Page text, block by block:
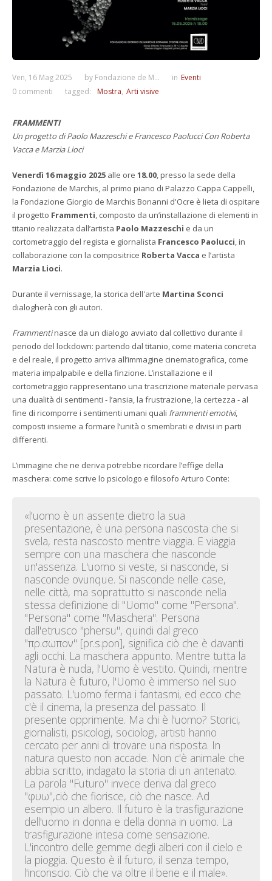
Ven, 16 Mag 2025 by Fondazione de M... in Eventi
0 commenti
tagged: Mostra Arti visive
FRAMMENTI
Un progetto di Paolo Mazzeschi e Francesco Paolucci Con Roberta
Vacca e Marzia Lioci
Venerdì 16 maggio 2025 alle ore 18.00, presso la sede della
Fondazione de Marchis, al primo piano di Palazzo Cappa Cappelli,
la Fondazione Giorgio de Marchis Bonanni d'Ocre è lieta di ospitare
il progetto Frammenti, composto da un’installazione di elementi in
titanio realizzata dall’artista Paolo Mazzeschi e da un
cortometraggio del regista e giornalista Francesco Paolucci, in
collaborazione con la compositrice Roberta Vacca e l’artista
Marzia Lioci.
Durante il vernissage, la storica dell'arte Martina Sconci
dialogherà con gli autori.
Frammentinasce da un dialogo avviato dal collettivo durante il
periodo del lockdown: partendo dal titanio, come materia concreta
e del reale, il progetto arriva all’immagine cinematografica, come
materia impalpabile e della finzione. L’installazione e il
cortometraggio rappresentano una trascrizione materiale pervasa
una dualità di sentimenti - l’ansia, la frustrazione, la certezza - al
fine di ricomporre i sentimenti umani quali frammenti emotivi,
composti insieme a formare l’unità o smembrati e divisi in parti
differenti.
L’immagine che ne deriva potrebbe ricordare l’effige della
maschera: come scrive lo psicologo e filosofo Arturo Conte:
«l’uomo è un assente dietro la sua
presentazione, è una persona nascosta che si
svela, resta nascosto mentre viaggia. E viaggia
sempre con una maschera che nasconde
un'assenza. L'uomo si veste, si nasconde, si
nasconde ovunque. Si nasconde nelle case,
nelle città, ma soprattutto si nasconde nella
stessa definizione di "Uomo" come "Persona".
"Persona" come "Maschera". Persona
dall'etrusco "phersu", quindi dal greco
"πρ.σωπον" [pr.s.pon], significa ciò che è davanti
agli occhi. La maschera appunto. Mentre tutta la
Natura è nuda, l'Uomo è vestito. Quindi, mentre
la Natura è futuro, l'Uomo è immerso nel suo
passato. L'uomo ferma i fantasmi, ed ecco che
c'è il cinema, la presenza del passato. Il
presente opprimente. Ma chi è l'uomo? Storici,
giornalisti, psicologi, sociologi, artisti hanno
cercato per anni di trovare una risposta. In
natura questo non accade. Non c'è animale che
abbia scritto, indagato la storia di un antenato.
La parola "Futuro" invece deriva dal greco
"φυω",ciò che fiorisce, ciò che nasce. Ad
esempio un albero. Il futuro è la trasfigurazione
dell'uomo in donna e della donna in uomo. La
trasfigurazione intesa come sensazione.
L'incontro delle gemme degli alberi con il cielo e
la pioggia. Questo è il futuro, il senza tempo,
l'inconscio. Ciò che va oltre il bene e il male».